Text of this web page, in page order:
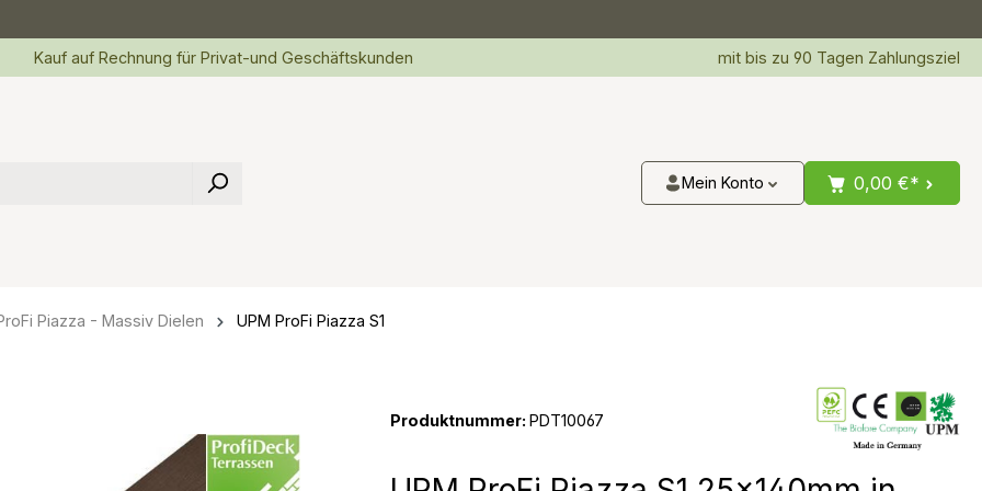
Kauf auf Rechnung für Privat-und Geschäftskunden mit bis zu 90 Tagen Zahlungsziel
Mein Konto 0,00 €*
Piazza - Massiv Dielen UPM ProFi Piazza S1
Produktnummer: PDT10067